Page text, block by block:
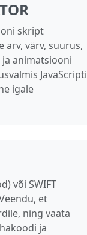
skript
arv, värv, suurus,
animatsiooni
JavaScripti
igale
või SWIFT
et
ning vaata
ja